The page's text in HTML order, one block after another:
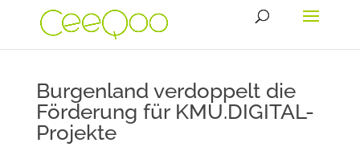
Burgenland verdoppelt die
Förderung für KMU.DIGITAL-
Projekte